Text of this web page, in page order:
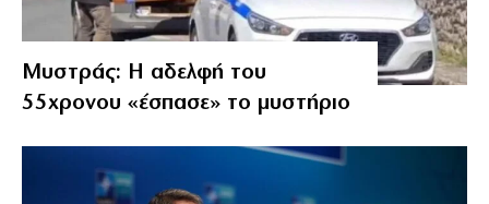
Μυστράς: Η αδελφή του
55χρονου «έσπασε» το μυστήριο